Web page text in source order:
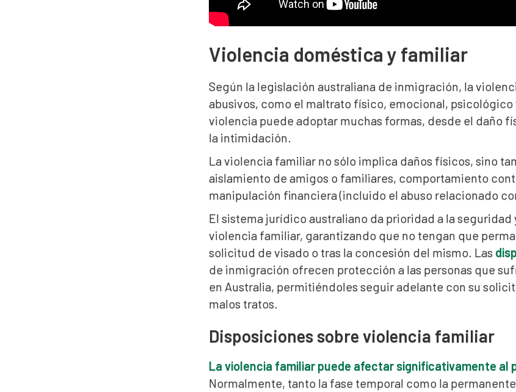
Violencia doméstica y familiar
Según la legislación australiana de inmigración, la
abusivos, como el maltrato físico, emocional,
violencia puede adoptar muchas formas, desde el daño
la intimidación.
La violencia familiar no sólo implica daños físicos, sino
aislamiento de amigos o familiares, comportamiento
manipulación financiera (incluido el abuso relacionado
El sistema jurídico australiano da prioridad a la
violencia familiar, garantizando que no tengan que
solicitud de visado o tras la concesión del mismo. Las
de inmigración ofrecen protección a las personas que
en Australia, permitiéndoles seguir adelante con su
malos tratos.
Disposiciones sobre violencia familiar
La violencia familiar puede afectar significativamente al
Normalmente, tanto la fase temporal como la